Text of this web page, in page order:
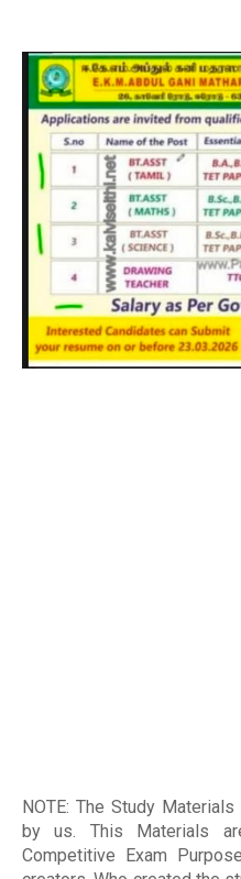
NOTE: The Study
by us. This Materials
Competitive Exam